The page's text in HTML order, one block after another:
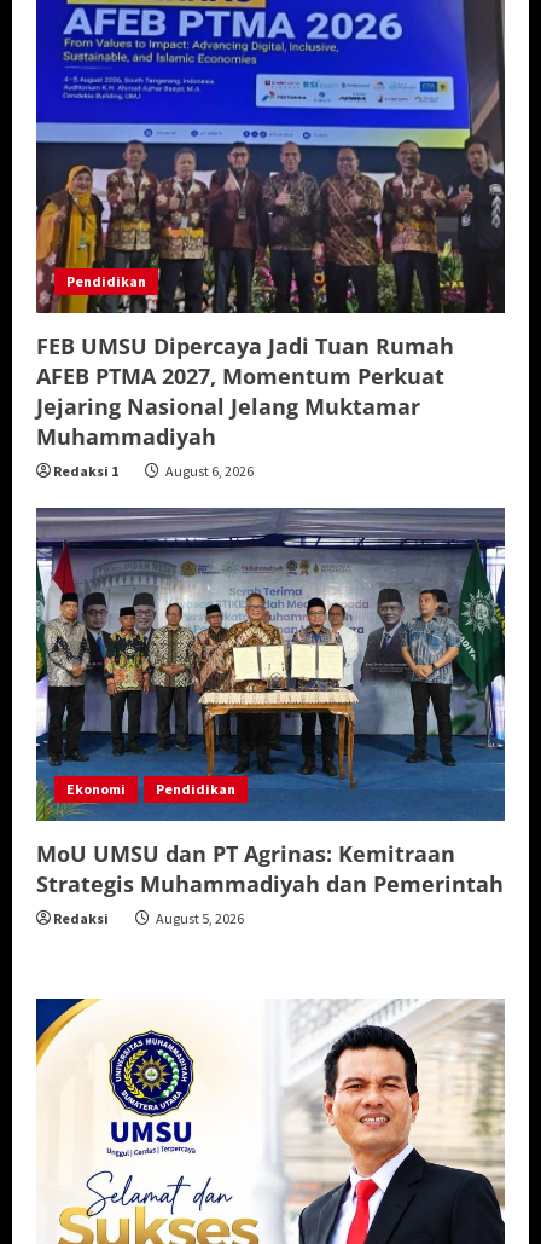
Pendidikan
FEB UMSU Dipercaya Jadi Tuan Rumah
AFEB PTMA 2027, Momentum Perkuat
Jejaring Nasional Jelang Muktamar
Muhammadiyah
Redaksi 1 August 6, 2026
Ekonomi Pendidikan
MoU UMSU dan PT Agrinas: Kemitraan
Strategis Muhammadiyah dan Pemerintah
Redaksi August 5, 2026